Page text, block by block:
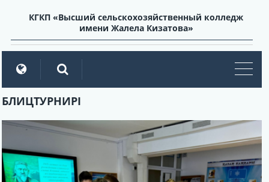
КГКП «Высший сельскохозяйственный колледж
имени Жалела Кизатова»
БЛИЦТУРНИРІ